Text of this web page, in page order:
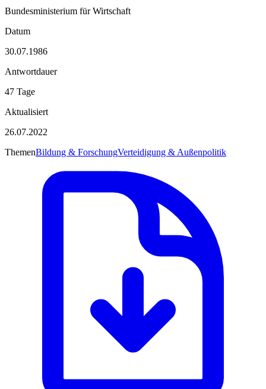
Bundesministerium für Wirtschaft
Datum
30.07.1986
Antwortdauer
47 Tage
Aktualisiert
26.07.2022
ThemenBildung & ForschungVerteidigung & Außenpolitik